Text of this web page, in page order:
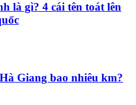
là gì? 4 cái tên toát lên
Giang bao nhiêu km?